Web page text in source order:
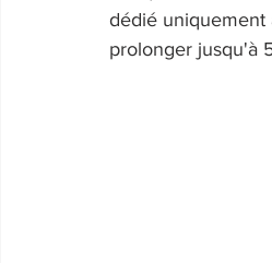
dédié uniquement
prolonger jusqu'à